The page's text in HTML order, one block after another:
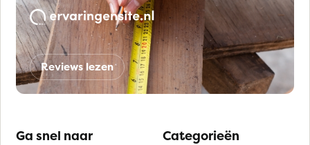
Reviews lezen
Ga snel naar Categorieën